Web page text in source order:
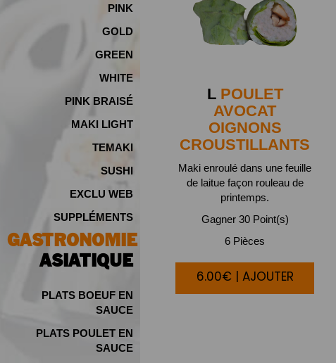
PINK
GOLD
GREEN
WHITE
PINK BRAISÉ
MAKI LIGHT
TEMAKI
SUSHI
EXCLU WEB
SUPPLÉMENTS
GASTRONOMIE
ASIATIQUE
PLATS BOEUF EN
SAUCE
PLATS POULET EN
SAUCE
LPOULET
AVOCAT
OIGNONS
CROUSTILLANTS
Maki enroulé dans une feuille
de laitue façon rouleau de
printemps.
Gagner 30 Point(s)
6 Pièces
6.00€ | AJOUTER